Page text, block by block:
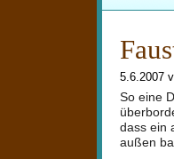
5.6.2007
So eine
dass ein
außen